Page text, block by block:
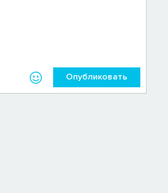
Опубликовать